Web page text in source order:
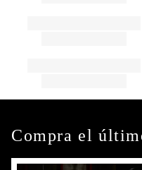
Compra el